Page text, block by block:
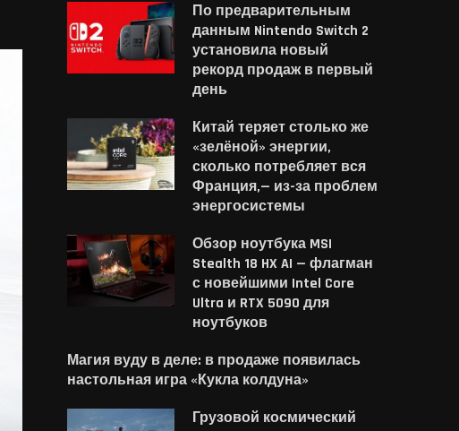
По предварительным
данным Nintendo Switch 2
установила новый
рекорд продаж в первый
день
Китай теряет столько же
«зелёной» энергии,
сколько потребляет вся
Франция,— из-за проблем
энергосистемы
Обзор ноутбука MSI
Stealth 18 HX AI — флагман
с новейшими Intel Core
Ultra и RTX 5090 для
ноутбуков
Магия вуду в деле: в продаже появилась
настольная игра «Кукла колдуна»
Грузовой космический